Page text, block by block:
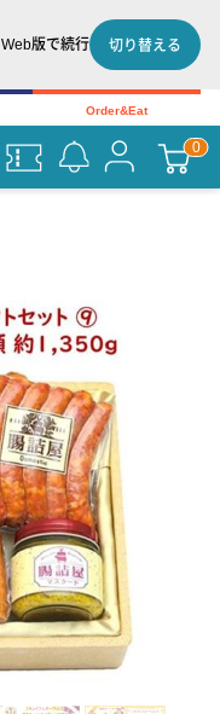
Web版で続行 切り替える
Order&Eat